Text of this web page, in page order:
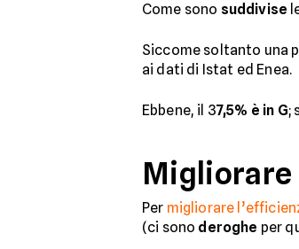
Come sono suddivise
Siccome soltanto una
ai dati di Istat ed Enea.
Ebbene, il 37,5% è in G;
Migliorare
Per migliorare
(ci sono deroghe per